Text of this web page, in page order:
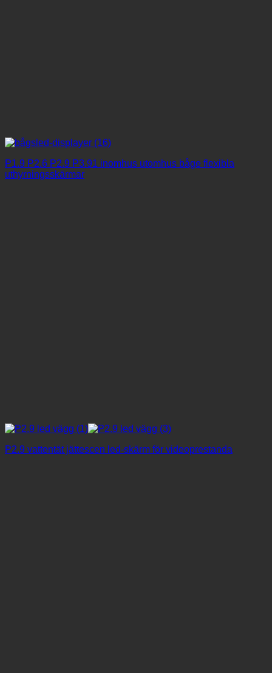
P1.9 P2.6 P2.9 P3.91 inomhus utomhus båge flexibla
uthyrningsskärmar
P2.9 vattentät jättescen led-skärm för videoprestanda